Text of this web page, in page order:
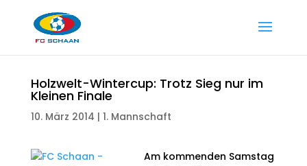
Holzwelt-Wintercup: Trotz Sieg nur im
Kleinen Finale
10. März 2014 | 1. Mannschaft
Am kommenden Samstag